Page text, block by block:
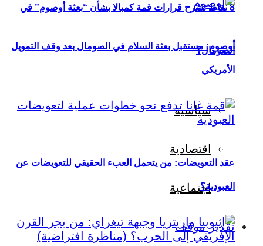
8 نقاط تشرح قرارات قمة كمبالا بشأن “بعثة أوصوم” في
الصومال؟
سياسية
اقتصادية
اجتماعية
تقدير موقف
أوصوم: مستقبل بعثة السلام في الصومال بعد وقف التمويل
الأمريكي
عقد التعويضات: من يتحمل العبء الحقيقي للتعويضات عن
العبودية؟